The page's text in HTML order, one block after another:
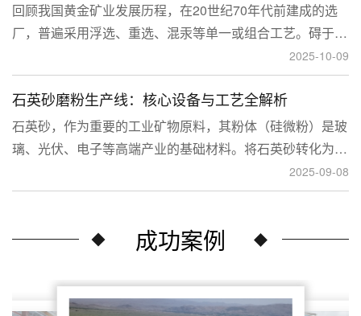
回顾我国黄金矿业发展历程，在20世纪70年代前建成的选
厂，普遍采用浮选、重选、混汞等单一或组合工艺。碍于当
时选矿工艺水平的限制，回收率普遍较低，大量细粒金、包
裹金或与特定矿物共生的金流失到尾矿中，造成了巨大的经
济损失。
2025-10-09
石英砂磨粉生产线：核心设备与工艺全解析
石英砂，作为重要的工业矿物原料，其粉体（硅微粉）是玻
璃、光伏、电子等高端产业的基础材料。将石英砂转化为高
附加值的粉体，离不开一套专业的石英砂磨粉成套设备。本
文将从设备、工艺到应用，为您全面解析这条生产线。
2025-09-08
成功案例